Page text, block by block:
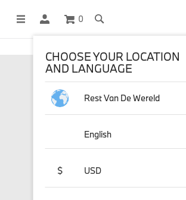
0
DEZE WEBSHOP WORDT BEHEERD DOOR STICHD
CHOOSE YOUR LOCATION
AND LANGUAGE
Rest Van De Wereld
English
$ USD